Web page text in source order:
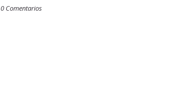
0 Comentarios